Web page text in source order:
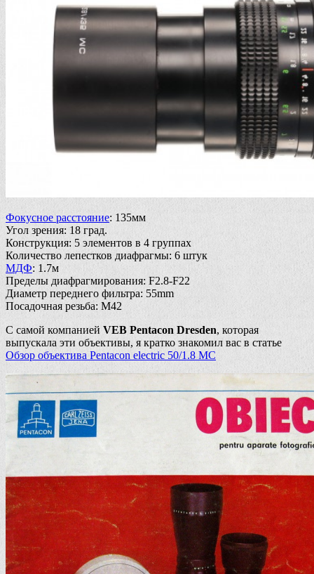
Фокусное расстояние: 135мм
Угол зрения: 18 град.
Конструкция: 5 элементов в 4 группах
Количество лепестков диафрагмы: 6 штук
МДФ: 1.7м
Пределы диафрагмирования: F2.8-F22
Диаметр переднего фильтра: 55mm
Посадочная резьба: М42
С самой компанией VEB Pentacon Dresden, которая
выпускала эти объективы, я кратко знакомил вас в статье
Обзор объектива Pentacon electric 50/1.8 MC